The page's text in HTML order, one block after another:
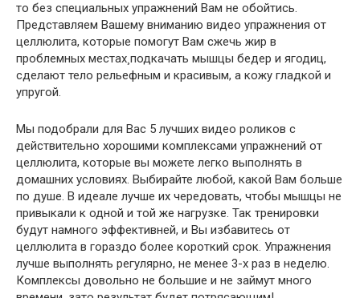
то без специальных упражнений Вам не обойтись.
Представляем Вашему вниманию видео упражнения от
целлюлита, которые помогут Вам сжечь жир в
проблемных местах¸подкачать мышцы бедер и ягодиц,
сделают тело рельефным и красивым, а кожу гладкой и
упругой.
Мы подобрали для Вас 5 лучших видео роликов с
действительно хорошими комплексами упражнений от
целлюлита, которые вы можете легко выполнять в
домашних условиях. Выбирайте любой, какой Вам больше
по душе. В идеале лучше их чередовать, чтобы мышцы не
привыкали к одной и той же нагрузке. Так тренировки
будут намного эффективней, и Вы избавитесь от
целлюлита в гораздо более короткий срок. Упражнения
лучше выполнять регулярно, не менее 3-х раз в неделю.
Комплексы довольно не большие и не займут много